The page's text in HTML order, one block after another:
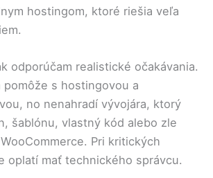
hostingom, ktoré riešia veľa
odporúčam realistické očakávania.
pomôže s hostingovou a
no nenahradí vývojára, ktorý
šablónu, vlastný kód alebo zle
Pri kritických
oplatí mať technického správcu.